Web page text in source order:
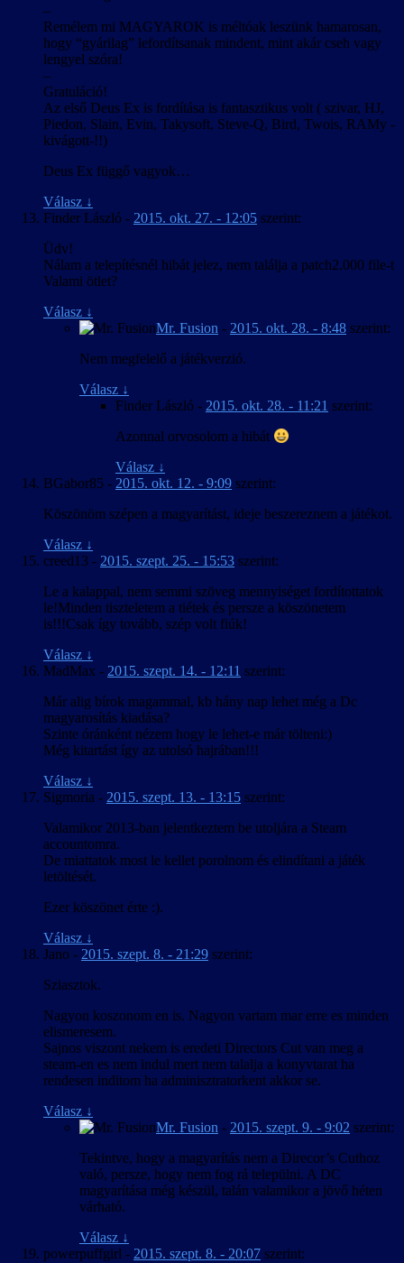
–
Remélem mi MAGYAROK is méltóak leszünk hamarosan,
hogy “gyárilag” lefordítsanak mindent, mint akár cseh vagy
lengyel szóra!
–
Gratuláció!
Az első Deus Ex is fordítása is fantasztikus volt ( szivar, HJ,
Piedon, Slain, Evin, Takysoft, Steve-Q, Bird, Twois, RAMy -
kivágott-!!)
Deus Ex függő vagyok…
Válasz ↓
Finder László - 2015. okt. 27. - 12:05 szerint:
Üdv!
Nálam a telepítésnél hibát jelez, nem találja a patch2.000 file-t
Valami ötlet?
Válasz ↓
Mr. Fusion - 2015. okt. 28. - 8:48 szerint:
Nem megfelelő a játékverzió.
Válasz ↓
Finder László - 2015. okt. 28. - 11:21 szerint:
Azonnal orvosolom a hibát
Válasz ↓
BGabor85 - 2015. okt. 12. - 9:09 szerint:
Köszönöm szépen a magyarítást, ideje beszereznem a játékot.
Válasz ↓
creed13 - 2015. szept. 25. - 15:53 szerint:
Le a kalappal, nem semmi szöveg mennyiséget fordítottatok
le!Minden tiszteletem a tiétek és persze a köszönetem
is!!!Csak így tovább, szép volt fiúk!
Válasz ↓
MadMax - 2015. szept. 14. - 12:11 szerint:
Már alig bírok magammal, kb hány nap lehet még a Dc
magyarosítás kiadása?
Szinte óránként nézem hogy le lehet-e már tölteni:)
Még kitartást így az utolsó hajrában!!!
Válasz ↓
Sigmoria - 2015. szept. 13. - 13:15 szerint:
Valamikor 2013-ban jelentkeztem be utoljára a Steam
accountomra.
De miattatok most le kellet porolnom és elindítani a játék
letöltését.
Ezer köszönet érte :).
Válasz ↓
Jano - 2015. szept. 8. - 21:29 szerint:
Sziasztok.
Nagyon koszonom en is. Nagyon vartam mar erre es minden
elismeresem.
Sajnos viszont nekem is eredeti Directors Cut van meg a
steam-en es nem indul mert nem talalja a konyvtarat ha
rendesen inditom ha adminisztratorkent akkor se.
Válasz ↓
Mr. Fusion - 2015. szept. 9. - 9:02 szerint:
Tekintve, hogy a magyarítás nem a Direcor’s Cuthoz
való, persze, hogy nem fog rá települni. A DC
magyarítása még készül, talán valamikor a jövő héten
várható.
Válasz ↓
powerpuffgirl - 2015. szept. 8. - 20:07 szerint: